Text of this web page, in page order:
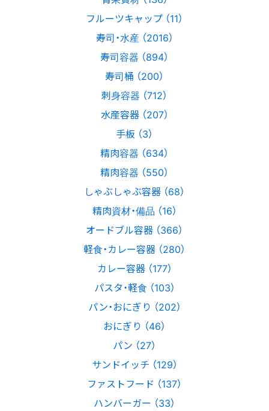
フルーツキャップ （11）
寿司・水産 （2016）
寿司容器 （894）
寿司桶 （200）
刺身容器 （712）
水産容器 （207）
手板 （3）
精肉容器 （634）
精肉容器 （550）
しゃぶしゃぶ容器 （68）
精肉資材・備品 （16）
オードブル容器 （366）
軽食・カレー容器 （280）
カレー容器 （177）
パスタ・軽食 （103）
パン・おにぎり （202）
おにぎり （46）
パン （27）
サンドイッチ （129）
ファストフード （137）
ハンバーガー （33）